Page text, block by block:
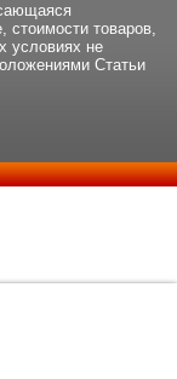
стоимости товаров,
условиях не
Статьи